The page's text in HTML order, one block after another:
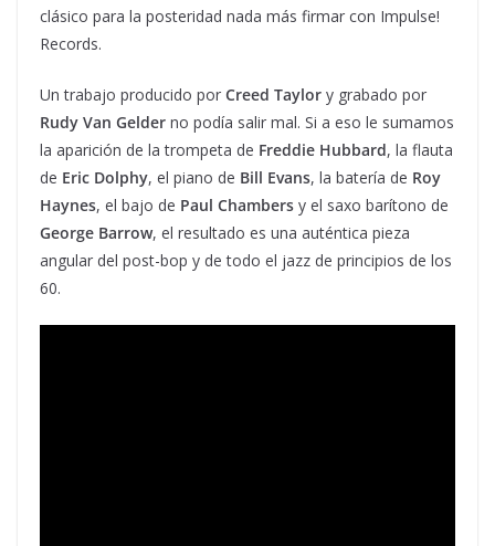
clásico para la posteridad nada más firmar con Impulse!
Records.
Un trabajo producido por Creed Taylor y grabado por
Rudy Van Gelder no podía salir mal. Si a eso le sumamos
la aparición de la trompeta de Freddie Hubbard, la flauta
de Eric Dolphy, el piano de Bill Evans, la batería de Roy
Haynes, el bajo de Paul Chambers y el saxo barítono de
George Barrow, el resultado es una auténtica pieza
angular del post-bop y de todo el jazz de principios de los
60.